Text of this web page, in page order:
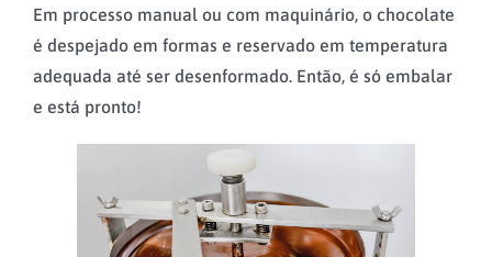
Em processo manual ou com maquinário, o chocolate
é despejado em formas e reservado em temperatura
adequada até ser desenformado. Então, é só embalar
e está pronto!